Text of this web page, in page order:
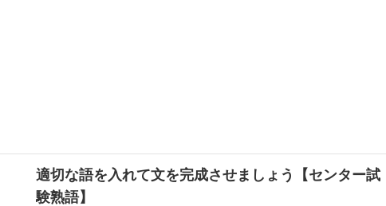
適切な語を入れて文を完成させましょう【センター試
験熟語】